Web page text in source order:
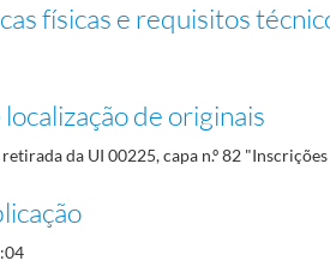
físicas e requisitos
de originais
da UI 00225, capa n.º 82 "Inscrições